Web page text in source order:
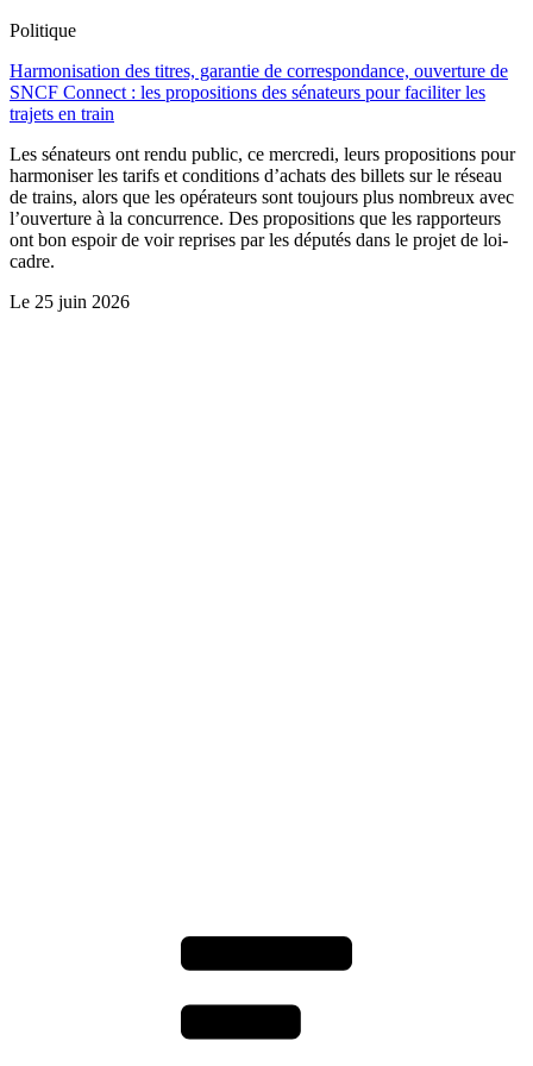
Politique
Harmonisation des titres, garantie de correspondance, ouverture de
SNCF Connect : les propositions des sénateurs pour faciliter les
trajets en train
Les sénateurs ont rendu public, ce mercredi, leurs propositions pour
harmoniser les tarifs et conditions d’achats des billets sur le réseau
de trains, alors que les opérateurs sont toujours plus nombreux avec
l’ouverture à la concurrence. Des propositions que les rapporteurs
ont bon espoir de voir reprises par les députés dans le projet de loi-
cadre.
Le 25 juin 2026